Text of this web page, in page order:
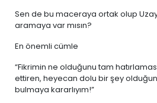
Sen de bu maceraya ortak olup
aramaya var mısın?
En önemli cümle
“Fikrimin ne olduğunu tam
ettiren, heyecan dolu bir şey
bulmaya kararlıyım!”